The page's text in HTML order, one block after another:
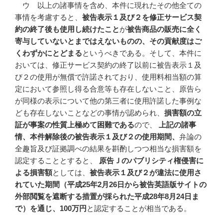
ウ 以上の諸事情を含め、本件に現れたその他全ての
事情を考慮すると、 被告表示１及び２を修正サービス契
約の終了後も使用し続けたことが被告商品の販売に全く
寄与していないとまではえないものの、その貢献度はご
くわずかにとどまるというべきである。そして、本件に
おいては、修正サービス契約の終了以前に被告表示１及
び２の使用が無償で許諾されており、使用料相当額の算
定において参照し得る合意等も存在しないこと、原告ら
が同様の表示について他の第三者に使用許諾した事例な
ども存在しないことなどの事情が認められ、 損害額の立
証が事案の性質上極めて困難であるので、
上記の諸事
情、本件解除後の被告表示１及び２の使用期間、 弁論の
全趣旨及び証拠調べの結果を斟酌しつつ相当な損害額を
認定することとすると、
原告Ｊのパブリシティ権侵害に
よる損害額としては、 被告表示１及び２が違法に使用さ
れていた期間（平成25年2月26 日から被告英語版サイトの
外部閲覧を遮断する措置が採られた平成28年8月24日ま
で）を通じ、100万円 と認定することが相当である。